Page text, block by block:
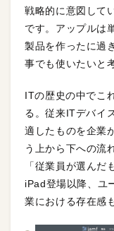
戦略的に意図して
です。アップルは
製品を作ったに過
事でも使いたいと
ITの歴史の中でこ
る。従来ITデバイ
適したものを企業
う上から下への流
「従業員が選んだ
iPad登場以降、ユ
業における存在感